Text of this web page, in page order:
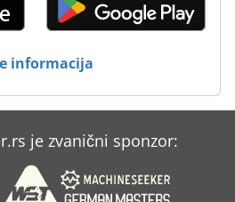
informacija
je zvanični sponzor: